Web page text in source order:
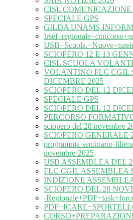
CISL COMUNICAZIONE
SPECIALE GPS
GILDA UNAMS
SCIOPERO 12 E 13
CISL SCUOLA
VOLANTINO FLC CGIL
DICEMBRE 2025
SCIOPERO DEL 12
SPECIALE GPS
SCIOPERO DEL 12
PERCORSO
sciopero del 28 novembre
SCIOPERO GENERALE
programma-seminario-
novembre-2025
USB ASSEMBLEA DEL
FLC CGIL ASSEMBLEA
INDIZIONE
SCIOPERO DEL 28
-